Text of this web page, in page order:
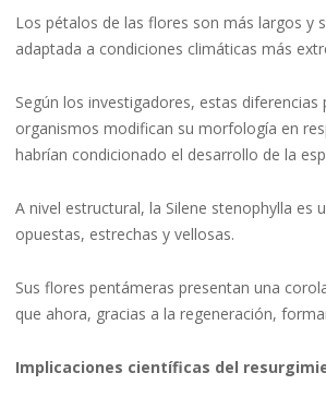
Los pétalos de las flores son más largos y
adaptada a condiciones climáticas más
Según los investigadores, estas
organismos modifican su morfología en
habrían condicionado el desarrollo de la
A nivel estructural, la Silene stenophylla
opuestas, estrechas y vellosas.
Sus flores pentámeras presentan una
que ahora, gracias a la regeneración,
Implicaciones científicas del